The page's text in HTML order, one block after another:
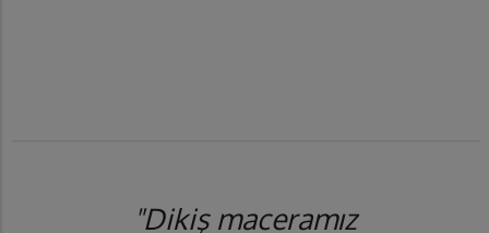
"Dikiş maceramız